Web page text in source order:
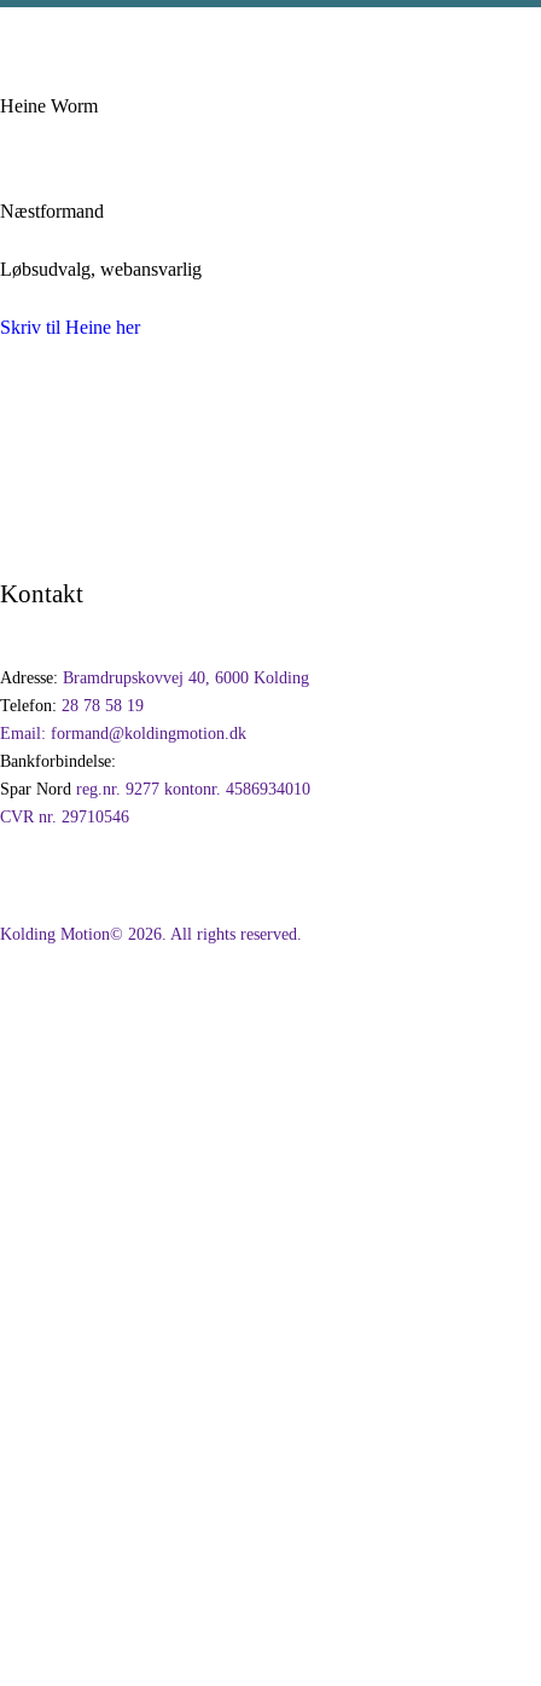
Heine Worm
Næstformand
Løbsudvalg, webansvarlig
Skriv til Heine her
Kontakt
Adresse: Bramdrupskovvej 40, 6000 Kolding
Telefon: 28 78 58 19
Email: formand@koldingmotion.dk
Bankforbindelse:
Spar Nord reg.nr. 9277 kontonr. 4586934010
CVR nr. 29710546
Kolding Motion© 2026. All rights reserved.